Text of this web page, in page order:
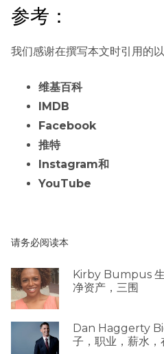
参考：
我们感谢在撰写本文时引用的以
维基百科
IMDB
Facebook
推特
Instagram和
YouTube
请务必阅读本
Kirby Bumpus 生
净资产，三围
Dan Haggerty
子，职业，薪水